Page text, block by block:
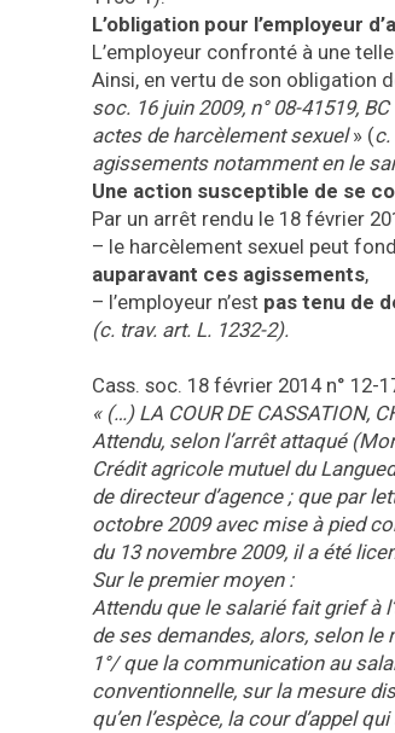
L’obligation pour l’employeur
L’employeur confronté à une
Ainsi, en vertu de son obligation
soc. 16 juin 2009, n° 08-41519, BC
actes de harcèlement sexuel» (c.
agissements notamment en le
Une action susceptible de se
Par un arrêt rendu le 18 février
– le harcèlement sexuel peut
auparavant ces agissements,
– l’employeur n’est pas tenu de
(c. trav. art. L. 1232-2).
Cass. soc. 18 février 2014 n° 12-
« (…) LA COUR DE CASSATION,
Attendu, selon l’arrêt attaqué
Crédit agricole mutuel du
de directeur d’agence ; que par
octobre 2009 avec mise à pied
du 13 novembre 2009, il a été
Sur le premier moyen :
Attendu que le salarié fait grief à
de ses demandes, alors, selon le
1°/ que la communication au
conventionnelle, sur la mesure
qu’en l’espèce, la cour d’appel